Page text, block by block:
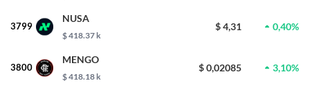
3799
NUSA
$ 418.37 k
$ 4,31 0,40%
3800
MENGO
$ 418.18 k
$ 0,02085 3,10%